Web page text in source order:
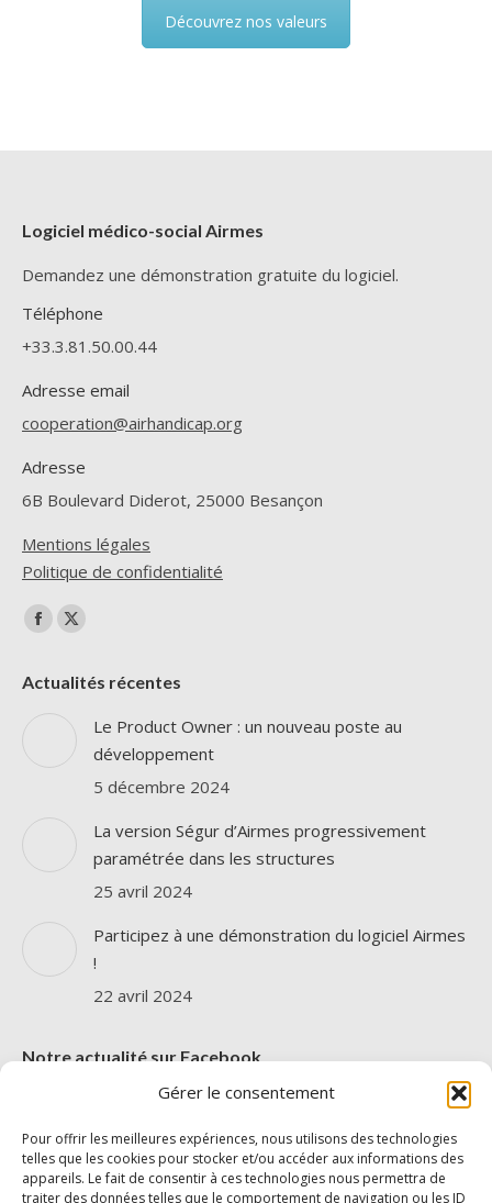
Gérer le consentement
Pour offrir les meilleures expériences, nous utilisons des technologies
telles que les cookies pour stocker et/ou accéder aux informations des
appareils. Le fait de consentir à ces technologies nous permettra de
traiter des données telles que le comportement de navigation ou les ID
Découvrez nos valeurs
Logiciel médico-social Airmes
Demandez une démonstration gratuite du logiciel.
Téléphone
+33.3.81.50.00.44
Adresse email
cooperation@airhandicap.org
Adresse
6B Boulevard Diderot, 25000 Besançon
Mentions légales
Politique de confidentialité
Trouvez nous sur :
La
Facebook
s'ouvre
une
fenêtre
La
X
s'ouvre
dans
fenêtre
Actualités récentes
Le Product Owner : un nouveau poste au
développement
5 décembre 2024
La version Ségur d’Airmes progressivement
paramétrée dans les structures
25 avril 2024
Participez à une démonstration du logiciel Airmes
!
22 avril 2024
Notre actualité sur Facebook